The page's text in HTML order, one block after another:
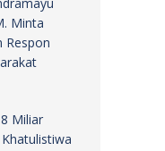
Minta
Respon
Miliar